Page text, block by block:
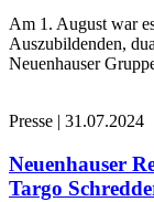
Am 1. August war
Auszubildenden,
Neuenhauser
Presse | 31.07.2024
Neuenhauser
Targo